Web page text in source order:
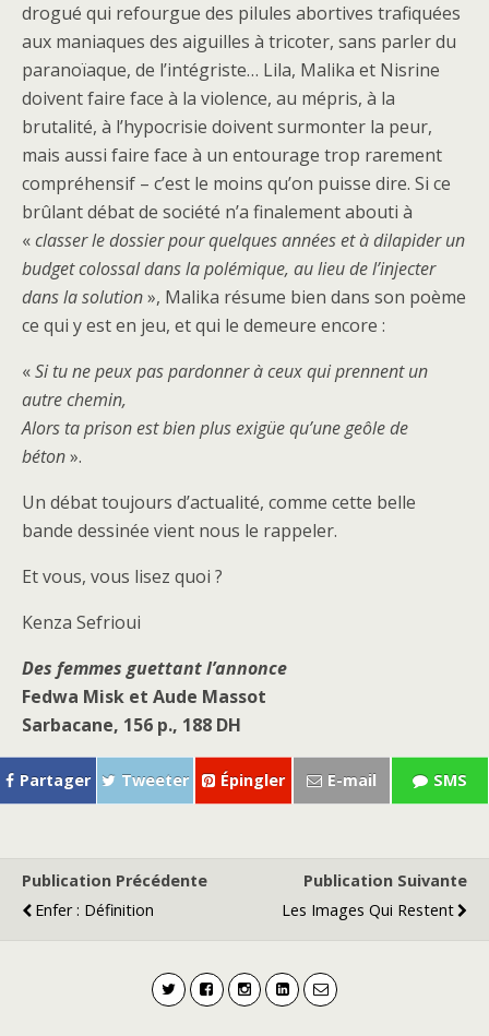
drogué qui refourgue des pilules abortives trafiquées
aux maniaques des aiguilles à tricoter, sans parler du
paranoïaque, de l’intégriste… Lila, Malika et Nisrine
doivent faire face à la violence, au mépris, à la
brutalité, à l’hypocrisie doivent surmonter la peur,
mais aussi faire face à un entourage trop rarement
compréhensif – c’est le moins qu’on puisse dire. Si ce
brûlant débat de société n’a finalement abouti à
«classer le dossier pour quelques années et à dilapider un
budget colossal dans la polémique, au lieu de l’injecter
dans la solution», Malika résume bien dans son poème
ce qui y est en jeu, et qui le demeure encore :
«Si tu ne peux pas pardonner à ceux qui prennent un
autre chemin,
Alors ta prison est bien plus exigüe qu’une geôle de
béton».
Un débat toujours d’actualité, comme cette belle
bande dessinée vient nous le rappeler.
Et vous, vous lisez quoi ?
Kenza Sefrioui
Des femmes guettant l’annonce
Fedwa Misk et Aude Massot
Sarbacane, 156 p., 188 DH
Partager Tweeter Épingler E-mail SMS
Publication Précédente
Enfer : Définition
Publication Suivante
Les Images Qui Restent